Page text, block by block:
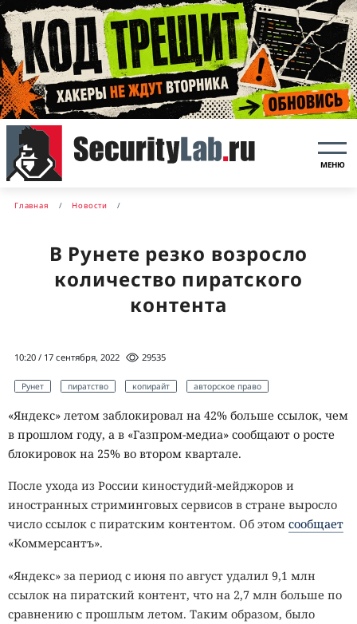
МЕНЮ
Главная Новости
В Рунете резко возросло
количество пиратского
контента
10:20 / 17 сентября, 2022 29535
Рунет пиратство копирайт авторское право
«Яндекс» летом заблокировал на 42% больше ссылок, чем
в прошлом году, а в «Газпром-медиа» сообщают о росте
блокировок на 25% во втором квартале.
После ухода из России киностудий-мейджоров и
иностранных стриминговых сервисов в стране выросло
число ссылок с пиратским контентом. Об этом сообщает
«Коммерсантъ».
«Яндекс» за период с июня по август удалил 9,1 млн
ссылок на пиратский контент, что на 2,7 млн больше по
сравнению с прошлым летом. Таким образом, было